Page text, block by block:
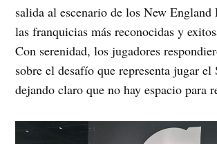
salida al escenario de los New England
las franquicias más reconocidas y
Con serenidad, los jugadores
sobre el desafío que representa jugar el
dejando claro que no hay espacio para